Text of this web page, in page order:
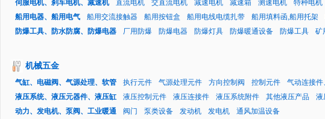
伺服电机、刹车电机、减速机
直流电机 交直流电机 减速电机 减速箱 测速电机 特种电机
船用电器、船用电气
船用交流接触器 船用按钮盒 船用电线电缆扎带 船用填料函,船用托架
防爆工具、防水防腐、防爆电器
厂用防爆 防爆电器 防爆灯具 防爆暖通设备 防爆工具
矿
机械五金
气缸、电磁阀、气源处理、软管 执行元件 气源处理元件 方向控制阀 控制元件 气动连接件
液压系统、液压元器件、液压缸
液压控制元件 液压连接件 液压系统附件 其他液压产品 液
动力、发电机、泵阀、工业暖通
阀门 泵类设备 发动机 发电机
通风加温设备